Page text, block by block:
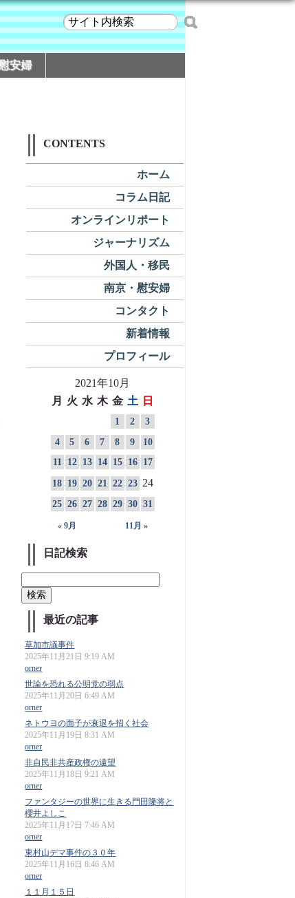
安婦
CONTENTS
ホーム
コラム日記
オンラインリポート
ジャーナリズム
外国人・移民
南京・慰安婦
コンタクト
新着情報
プロフィール
2021年10月
月 火 水 木 金 土 日
« 9月 11月 »
1 2
3
4
5 6 7 8 9
10
11
12 13 14 15 16 17
18 19 20 21 22 23 24
25 26 27 28 29 30 31
日記検索
最近の記事
草加市議事件
2025年11月21日 9:19 AM
orner
世論を恐れる公明党の弱点
2025年11月20日 6:49 AM
orner
ネトウヨの面子が衰退を招く社会
2025年11月19日 8:31 AM
orner
非自民非共産政権の遠望
2025年11月18日 9:21 AM
orner
ファンタジーの世界に生きる門田隆将と
櫻井よしこ
2025年11月17日 7:46 AM
orner
東村山デマ事件の３０年
2025年11月16日 8:46 AM
orner
１１月１５日